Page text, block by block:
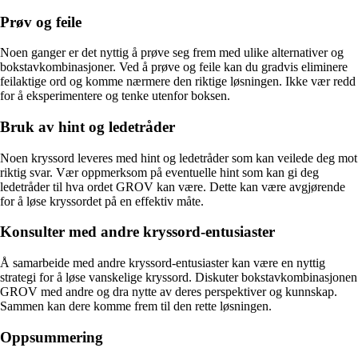
Prøv og feile
Noen ganger er det nyttig å prøve seg frem med ulike alternativer og
bokstavkombinasjoner. Ved å prøve og feile kan du gradvis eliminere
feilaktige ord og komme nærmere den riktige løsningen. Ikke vær redd
for å eksperimentere og tenke utenfor boksen.
Bruk av hint og ledetråder
Noen kryssord leveres med hint og ledetråder som kan veilede deg mot
riktig svar. Vær oppmerksom på eventuelle hint som kan gi deg
ledetråder til hva ordet GROV kan være. Dette kan være avgjørende
for å løse kryssordet på en effektiv måte.
Konsulter med andre kryssord-entusiaster
Å samarbeide med andre kryssord-entusiaster kan være en nyttig
strategi for å løse vanskelige kryssord. Diskuter bokstavkombinasjonen
GROV med andre og dra nytte av deres perspektiver og kunnskap.
Sammen kan dere komme frem til den rette løsningen.
Oppsummering